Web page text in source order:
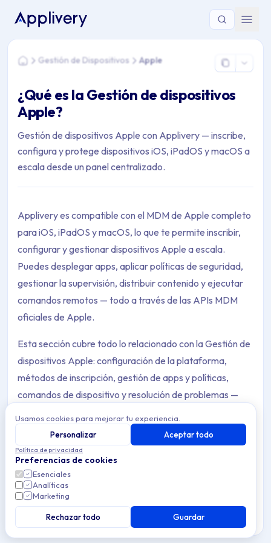
HomeGestión de Dispositivos Apple
¿Qué es la Gestión de dispositivos
Apple?
Gestión de dispositivos Apple con Applivery — inscribe,
configura y protege dispositivos iOS, iPadOS y macOS a
escala desde un panel centralizado.
Applivery es compatible con el MDM de Apple completo
para iOS, iPadOS y macOS, lo que te permite inscribir,
configurar y gestionar dispositivos Apple a escala.
Puedes desplegar apps, aplicar políticas de seguridad,
gestionar la supervisión, distribuir contenido y ejecutar
comandos remotos — todo a través de las APIs MDM
oficiales de Apple.
Esta sección cubre todo lo relacionado con la Gestión de
dispositivos Apple: configuración de la plataforma,
métodos de inscripción, gestión de apps y políticas,
comandos de dispositivo y resolución de problemas —
macOS
Gestión de dispositivos macOS en Applivery —
automatiza el aprovisionamiento, aplica
a escala.
33 articles
Archive Contents: Apple
This collection contains 4 articles across 1 sections: Apple.
Usamos cookies para mejorar tu experiencia.
Personalizar
Aceptar todo
Política de privacidad
Preferencias de cookies
Esenciales
Analíticas
Marketing
Rechazar todo Guardar